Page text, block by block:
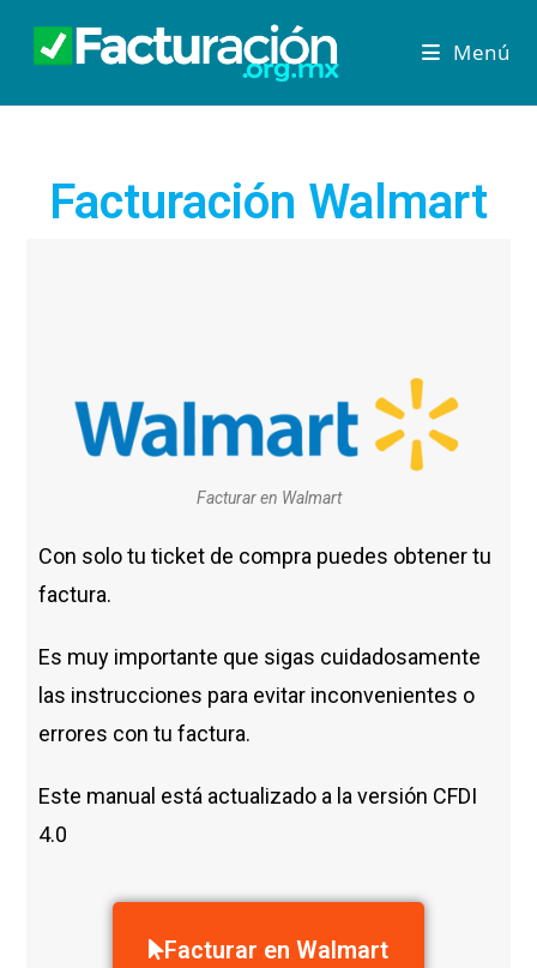
Menú
Facturación Walmart
Facturar en Walmart
Con solo tu ticket de compra puedes obtener tu
factura.
Es muy importante que sigas cuidadosamente
las instrucciones para evitar inconvenientes o
errores con tu factura.
Este manual está actualizado a la versión CFDI
4.0
Facturar en Walmart